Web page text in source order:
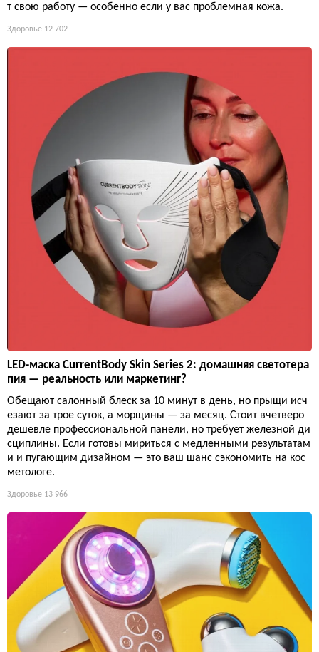
т свою работу — особенно если у вас проблемная кожа.
Здоровье 12 702
LED-маска CurrentBody Skin Series 2: домашняя светотера
пия — реальность или маркетинг?
Обещают салонный блеск за 10 минут в день, но прыщи исч
езают за трое суток, а морщины — за месяц. Стоит вчетверо
дешевле профессиональной панели, но требует железной ди
сциплины. Если готовы мириться с медленными результатам
и и пугающим дизайном — это ваш шанс сэкономить на кос
метологе.
Здоровье 13 966